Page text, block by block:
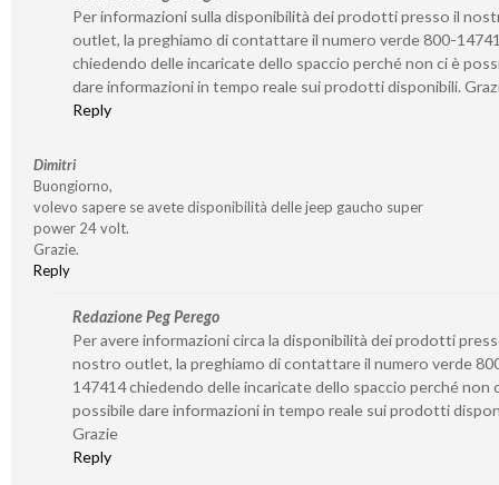
Per informazioni sulla disponibilità dei prodotti presso il
outlet, la preghiamo di contattare il numero verde 800-
chiedendo delle incaricate dello spaccio perché non ci è
dare informazioni in tempo reale sui prodotti disponibili.
Reply
Dimitri
Buongiorno,
volevo sapere se avete disponibilità delle jeep gaucho super
power 24 volt.
Grazie.
Reply
Redazione Peg Perego
Per avere informazioni circa la disponibilità dei prodotti
nostro outlet, la preghiamo di contattare il numero verde
147414 chiedendo delle incaricate dello spaccio perché non
possibile dare informazioni in tempo reale sui prodotti
Grazie
Reply